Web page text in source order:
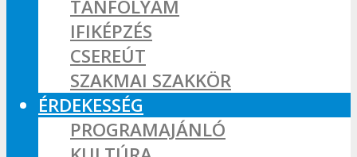
TANFOLYAM
IFIKÉPZÉS
CSEREÚT
SZAKMAI SZAKKÖR
ÉRDEKESSÉG
PROGRAMAJÁNLÓ